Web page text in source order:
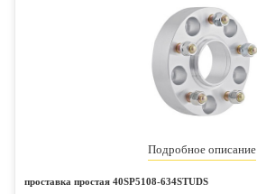
Подробное описание
проставка простая 40SP5108-634STUDS